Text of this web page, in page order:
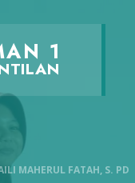
1
MAHERUL FATAH, S. PD